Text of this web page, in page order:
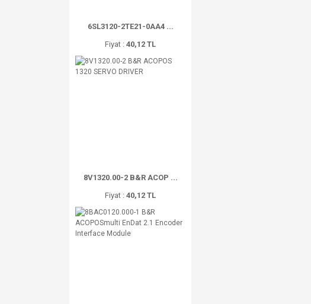
6SL3120-2TE21-0AA4 ...
Fiyat : 40,12 TL
8V1320.00-2 B&R ACOP ...
Fiyat : 40,12 TL